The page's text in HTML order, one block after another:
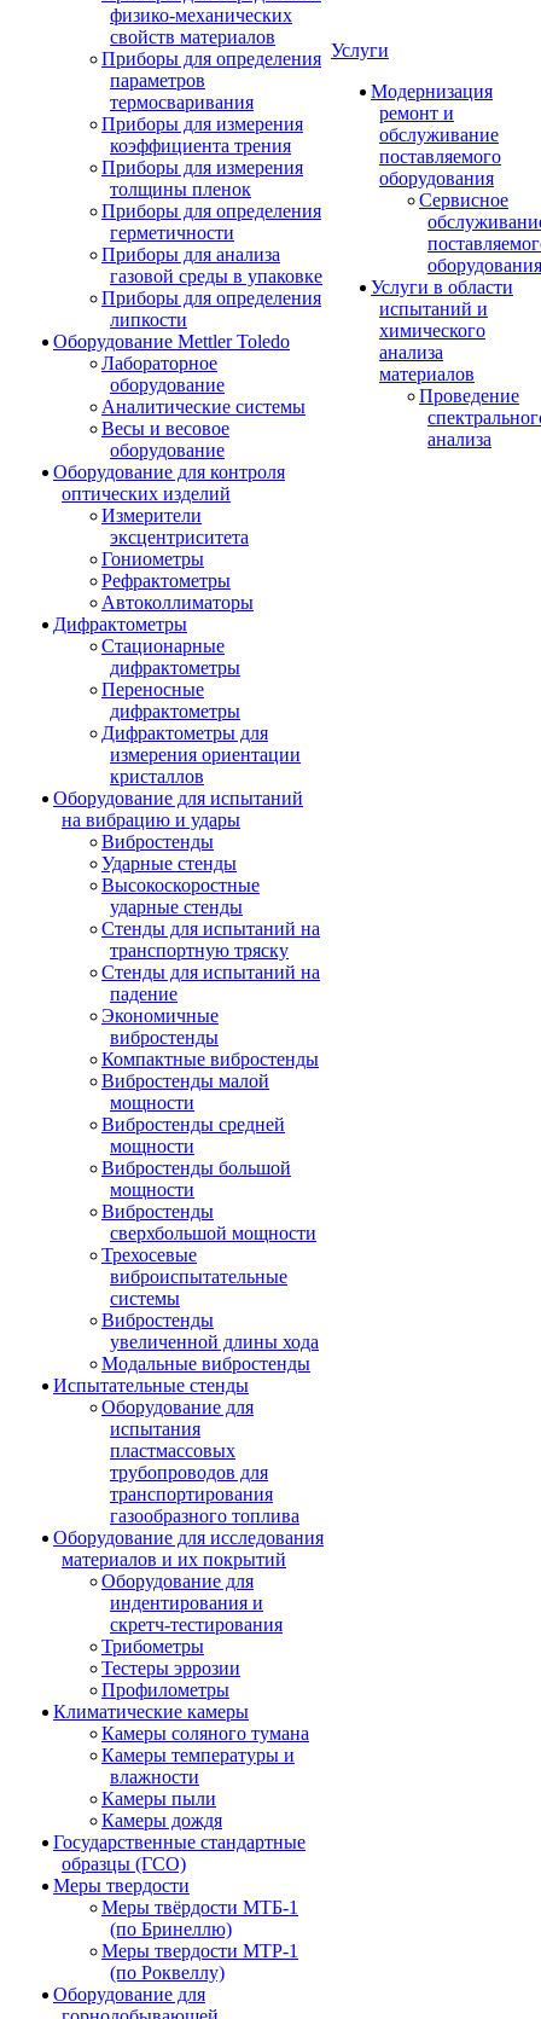
физико-механических
свойств материалов
Приборы для определения
параметров
термосваривания
Приборы для измерения
коэффициента трения
Приборы для измерения
толщины пленок
Приборы для определения
герметичности
Приборы для анализа
газовой среды в упаковке
Приборы для определения
липкости
Оборудование Mettler Toledo
Лабораторное
оборудование
Аналитические системы
Весы и весовое
оборудование
Оборудование для контроля
оптических изделий
Измерители
эксцентриситета
Гониометры
Рефрактометры
Автоколлиматоры
Дифрактометры
Стационарные
дифрактометры
Переносные
дифрактометры
Дифрактометры для
измерения ориентации
кристаллов
Оборудование для испытаний
на вибрацию и удары
Вибростенды
Ударные стенды
Высокоскоростные
ударные стенды
Стенды для испытаний на
транспортную тряску
Стенды для испытаний на
падение
Экономичные
вибростенды
Компактные вибростенды
Вибростенды малой
мощности
Вибростенды средней
мощности
Вибростенды большой
мощности
Вибростенды
сверхбольшой мощности
Трехосевые
виброиспытательные
системы
Вибростенды
увеличенной длины хода
Модальные вибростенды
Испытательные стенды
Оборудование для
испытания
пластмассовых
трубопроводов для
транспортирования
газообразного топлива
Оборудование для исследования
материалов и их покрытий
Оборудование для
индентирования и
скретч-тестирования
Трибометры
Тестеры эррозии
Профилометры
Климатические камеры
Камеры соляного тумана
Камеры температуры и
влажности
Камеры пыли
Камеры дождя
Государственные стандартные
образцы (ГСО)
Меры твердости
Меры твёрдости МТБ-1
(по Бринеллю)
Меры твердости МТР-1
(по Роквеллу)
Оборудование для
Услуги
Модернизация
ремонт и
обслуживание
поставляемого
оборудования
Сервисное
оборудования
Услуги в области
испытаний и
химического
анализа
материалов
Проведение
анализа